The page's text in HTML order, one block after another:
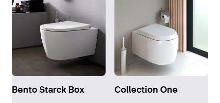
Bento Starck Box Collection One